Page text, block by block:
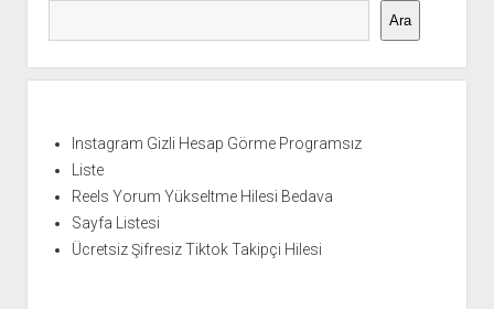
Ara
Instagram Gizli Hesap Görme Programsız
Liste
Reels Yorum Yükseltme Hilesi Bedava
Sayfa Listesi
Ücretsiz Şifresiz Tiktok Takipçi Hilesi